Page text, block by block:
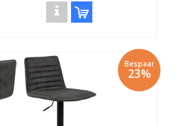
Bespaar
23%